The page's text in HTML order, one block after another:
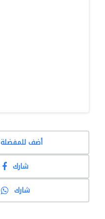
أضف للمفضلة
شارك
شارك